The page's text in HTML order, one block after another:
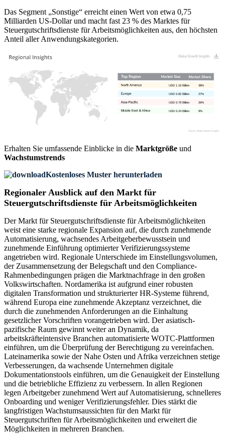
Das Segment „Sonstige“ erreicht einen Wert von etwa 0,75
Milliarden US-Dollar und macht fast 23 % des Marktes für
Steuergutschriftsdienste für Arbeitsmöglichkeiten aus, den höchsten
Anteil aller Anwendungskategorien.
9%
USD 0.24 Billion
26%
USD 0.79 Billion
27%
USD 0.82 Billion
38%
USD 1.16 Billion
Erhalten Sie umfassende Einblicke in die Marktgröße und
Wachstumstrends
Kostenloses Muster herunterladen
Regionaler Ausblick auf den Markt für
Steuergutschriftsdienste für Arbeitsmöglichkeiten
Der Markt für Steuergutschriftsdienste für Arbeitsmöglichkeiten
weist eine starke regionale Expansion auf, die durch zunehmende
Automatisierung, wachsendes Arbeitgeberbewusstsein und
zunehmende Einführung optimierter Verifizierungssysteme
angetrieben wird. Regionale Unterschiede im Einstellungsvolumen,
der Zusammensetzung der Belegschaft und den Compliance-
Rahmenbedingungen prägen die Marktnachfrage in den großen
Volkswirtschaften. Nordamerika ist aufgrund einer robusten
digitalen Transformation und strukturierter HR-Systeme führend,
während Europa eine zunehmende Akzeptanz verzeichnet, die
durch die zunehmenden Anforderungen an die Einhaltung
gesetzlicher Vorschriften vorangetrieben wird. Der asiatisch-
pazifische Raum gewinnt weiter an Dynamik, da
arbeitskräfteintensive Branchen automatisierte WOTC-Plattformen
einführen, um die Überprüfung der Berechtigung zu vereinfachen.
Lateinamerika sowie der Nahe Osten und Afrika verzeichnen stetige
Verbesserungen, da wachsende Unternehmen digitale
Dokumentationstools einführen, um die Genauigkeit der Einstellung
und die betriebliche Effizienz zu verbessern. In allen Regionen
legen Arbeitgeber zunehmend Wert auf Automatisierung, schnelleres
Onboarding und weniger Verifizierungsfehler. Dies stärkt die
langfristigen Wachstumsaussichten für den Markt für
Steuergutschriften für Arbeitsmöglichkeiten und erweitert die
Möglichkeiten in mehreren Branchen.